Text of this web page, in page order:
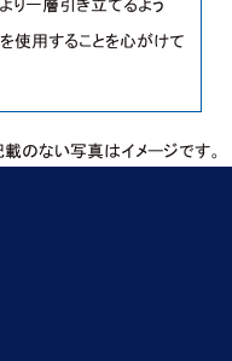
り一層引き立てるよう
使用することを心がけて
のない写真はイメージです。